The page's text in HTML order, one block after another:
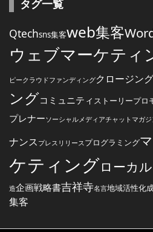
タグ一覧
Qtechsns集客web集客
ウェブマーケティ
ピークラウドファンディングクロージング
ングコミュニティ ストーリープロ
プレナーソーシャルメディアチャットマガジ
ナンス プレスリリース プログラミング
ケティングローカ
造企画戦略書吉祥寺名言地域活性化
集客